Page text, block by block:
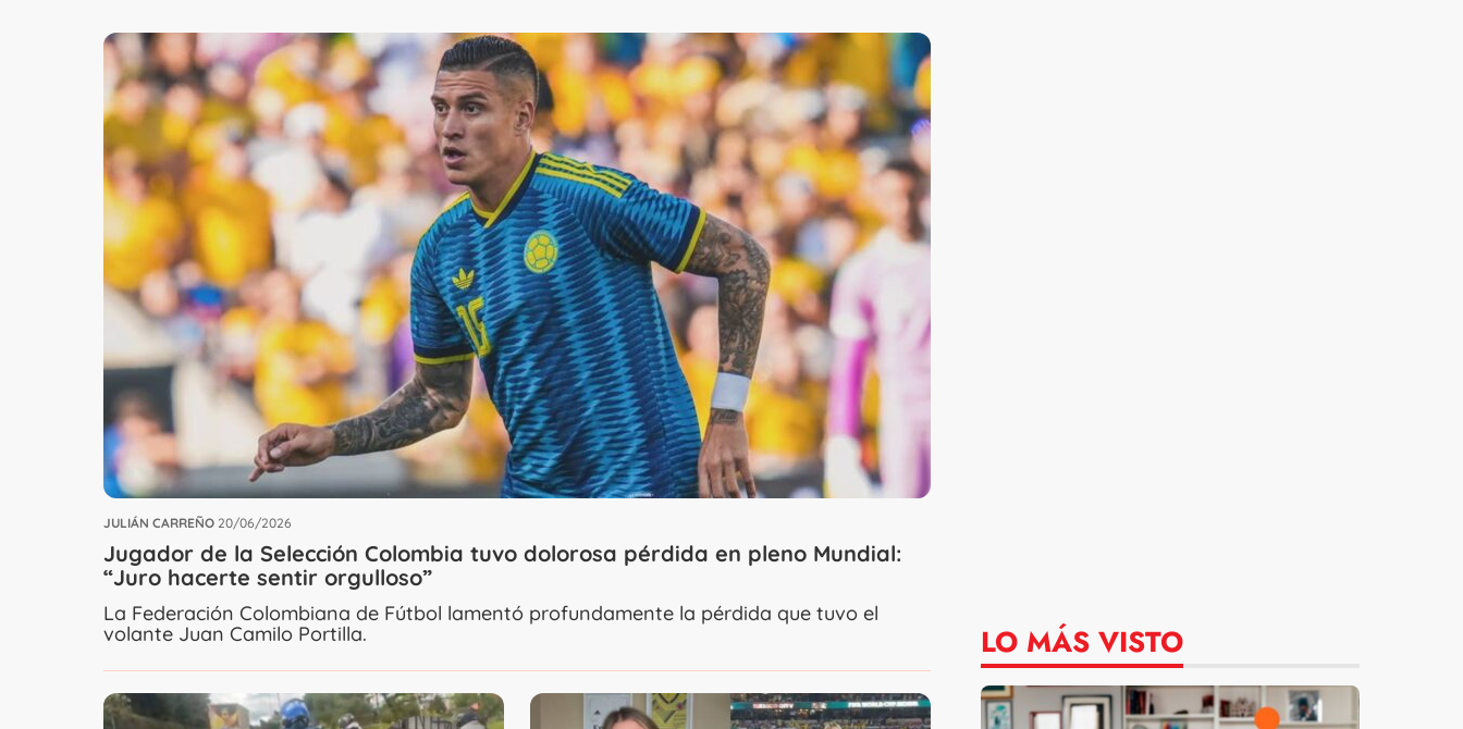
JULIÁN CARREÑO 20/06/2026
Jugador de la Selección Colombia tuvo dolorosa pérdida en pleno Mundial:
“Juro hacerte sentir orgulloso”
La Federación Colombiana de Fútbol lamentó profundamente la pérdida que tuvo el
volante Juan Camilo Portilla.
LO MÁS VISTO